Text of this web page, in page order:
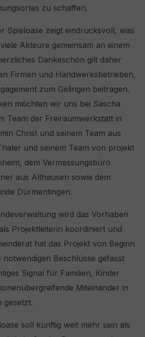
zu schaffen.
Spieloase zeigt eindrucksvoll, was
Akteure gemeinsam an einem
Dankeschön gilt daher
Firmen und Handwerksbetrieben,
zum Gelingen beitragen.
möchten wir uns bei Sascha
Team der Freiraumwerkstatt in
Christ und seinem Team aus
und seinem Team von projekt
dem Vermessungsbüro
aus Althausen sowie dem
Dürmentingen.
wird das Vorhaben
Projektleiterin koordiniert und
hat das Projekt von Beginn
Beschlüsse gefasst
Signal für Familien, Kinder
Miteinander in
gesetzt.
soll künftig weit mehr sein als